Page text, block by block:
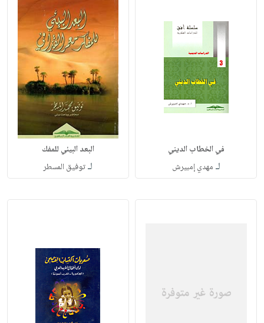
في الخطاب الديني
لـ مهدي إمبيرش
البعد البيئي للمفك
لـتوفيق المسطر